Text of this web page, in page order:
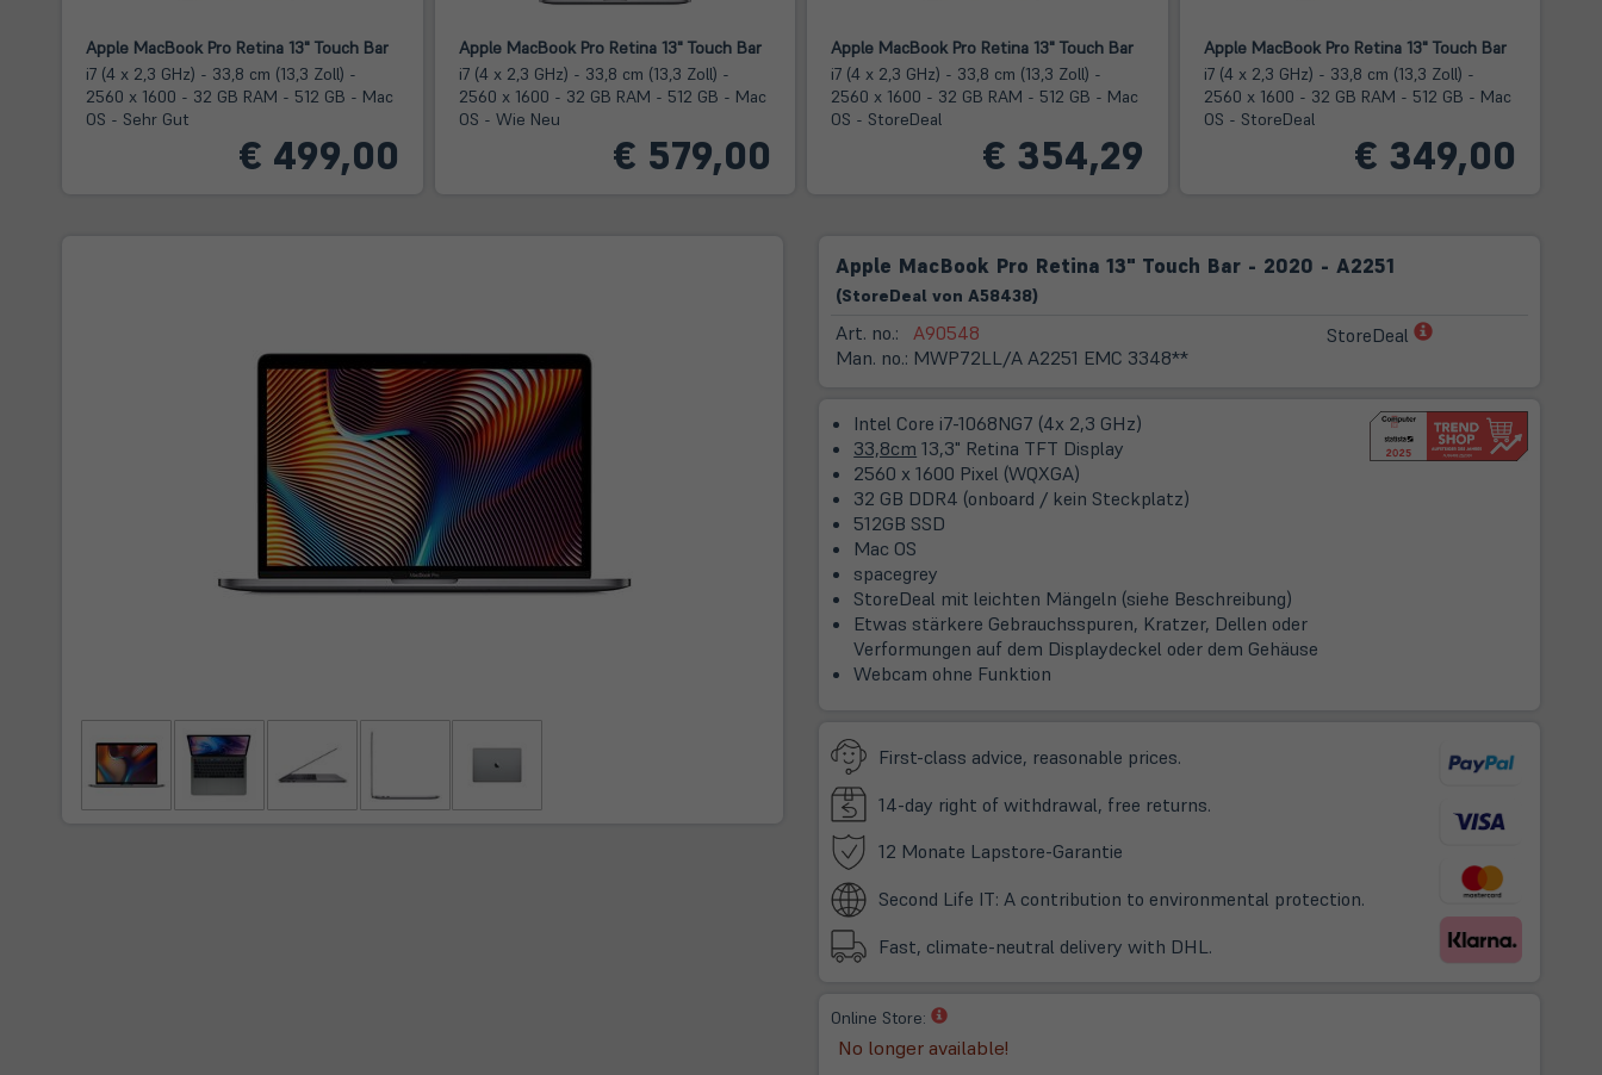
Apple MacBook Pro Retina 13" Touch Bar
i7 (4 x 2,3 GHz) - 33,8 cm (13,3 Zoll) -
2560 x 1600 - 32 GB RAM - 512 GB - Mac
OS - Sehr Gut
€ 499,00
Apple MacBook Pro Retina 13" Touch Bar
i7 (4 x 2,3 GHz) - 33,8 cm (13,3 Zoll) -
2560 x 1600 - 32 GB RAM - 512 GB - Mac
OS - Wie Neu
€ 579,00
Apple MacBook Pro Retina 13" Touch Bar
i7 (4 x 2,3 GHz) - 33,8 cm (13,3 Zoll) -
2560 x 1600 - 32 GB RAM - 512 GB - Mac
OS - StoreDeal
€ 354,29
Apple MacBook Pro Retina 13" Touch Bar
i7 (4 x 2,3 GHz) - 33,8 cm (13,3 Zoll) -
2560 x 1600 - 32 GB RAM - 512 GB - Mac
OS - StoreDeal
€ 349,00
Apple MacBook Pro Retina 13" Touch Bar - 2020 - A2251
(StoreDeal von A58438)
Art. no.:
Man. no.:
A90548
MWP72LL/A A2251 EMC 3348**
StoreDeal
(öffnet
Tab)
Intel Core i7-1068NG7 (4x 2,3 GHz)
33,8cm 13,3" Retina TFT Display
2560 x 1600 Pixel (WQXGA)
32 GB DDR4 (onboard / kein Steckplatz)
512GB SSD
Mac OS
spacegrey
StoreDeal mit leichten Mängeln (siehe Beschreibung)
Etwas stärkere Gebrauchsspuren, Kratzer, Dellen oder
Verformungen auf dem Displaydeckel oder dem Gehäuse
Webcam ohne Funktion
First-class advice, reasonable prices.
14-day right of withdrawal, free returns.
12 Monate Lapstore-Garantie
neuem
Second Life IT: A contribution to environmental protection.
Fast, climate-neutral delivery with DHL.
Online Store:
(öffnet
in
neuem
No longer available!